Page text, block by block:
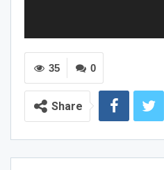
0
35
Share